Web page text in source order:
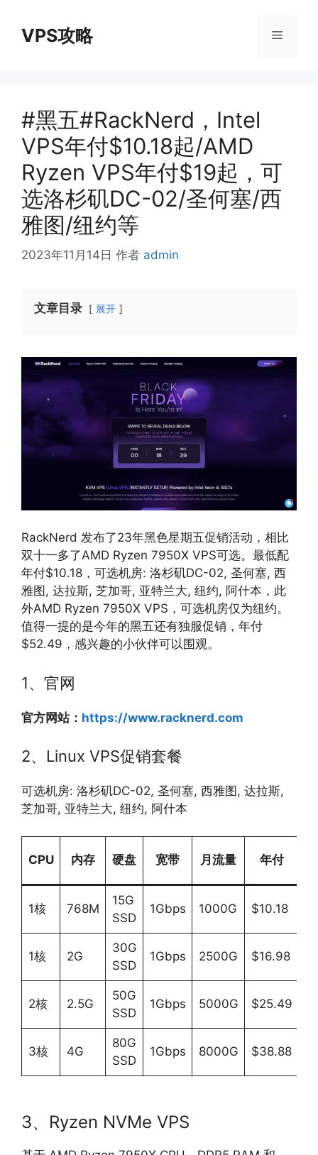
VPS攻略 菜
#黑五#RackNerd，Intel
VPS年付$10.18起/AMD
Ryzen VPS年付$19起，可
选洛杉矶DC-02/圣何塞/西
雅图/纽约等
2023年11月14日 作者 admin
文章目录 展开
RackNerd 发布了23年黑色星期五促销活动，相比
双十一多了AMD Ryzen 7950X VPS可选。最低配
年付$10.18，可选机房: 洛杉矶DC-02, 圣何塞, 西
雅图, 达拉斯, 芝加哥, 亚特兰大, 纽约, 阿什本，此
外AMD Ryzen 7950X VPS，可选机房仅为纽约。
值得一提的是今年的黑五还有独服促销，年付
$52.49，感兴趣的小伙伴可以围观。
1、官网
官方网站： https://www.racknerd.com
2、Linux VPS促销套餐
可选机房: 洛杉矶DC-02, 圣何塞, 西雅图, 达拉斯,
芝加哥, 亚特兰大, 纽约, 阿什本
CPU 内存 硬盘 宽带 月流量 年付
1核 768M
15G
SSD
1Gbps 1000G $10.18
1核 2G
30G
SSD
1Gbps 2500G $16.98
2核 2.5G
50G
SSD
1Gbps 5000G $25.49
3核 4G
80G
SSD
1Gbps 8000G $38.88
3、Ryzen NVMe VPS